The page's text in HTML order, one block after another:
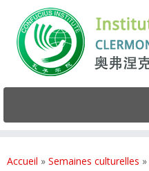
Accueil » Semaines culturelles »